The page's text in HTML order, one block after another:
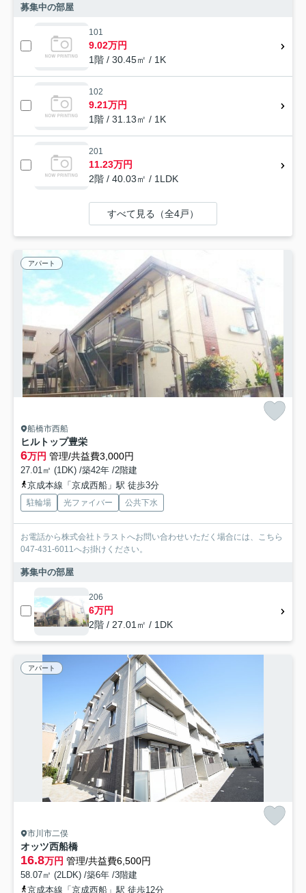
募集中の部屋
101
9.02万円
1階 / 30.45㎡ / 1K
102
9.21万円
1階 / 31.13㎡ / 1K
201
11.23万円
2階 / 40.03㎡ / 1LDK
すべて見る（全4戸）
アパート
船橋市西船
ヒルトップ豊栄
6万円 管理/共益費3,000円
27.01㎡ (1DK) /築42年 /2階建
京成本線「京成西船」駅 徒歩3分
駐輪場 光ファイバー 公共下水
お電話から株式会社トラストへお問い合わせいただく場合には、こちら
047-431-6011へお掛けください。
募集中の部屋
206
6万円
2階 / 27.01㎡ / 1DK
アパート
市川市二俣
オッツ西船橋
16.8万円 管理/共益費6,500円
58.07㎡ (2LDK) /築6年 /3階建
京成本線「京成西船」駅 徒歩12分